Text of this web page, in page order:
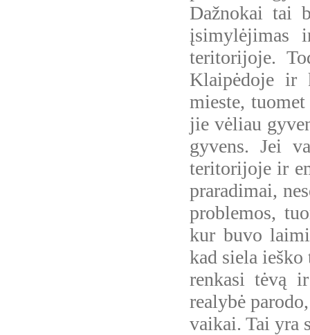
Dažnokai tai
įsimylėjimas
teritorijoje.
Klaipėdoje ir
mieste,
jie vėliau
gyvens. Jei
teritorijoje ir
praradimai,
problemos,
kur buvo
kad siela ieško
renkasi tėvą
realybė
vaikai. Tai yra